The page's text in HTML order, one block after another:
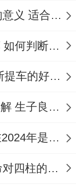
月廿一;冲马
:丑时
、午时
2024年农历12月吉日对宝宝的意义 适合龙年宝宝出生的日子有哪些
龙年12月出生宝宝的吉日推荐 如何判断吉日是否适合宝宝
2025年提车吉日解析 如何判断提车的好日子
农历甲辰龙年12月生子吉日详解 生子良辰的影响因素
辛金2024年财官年，辛金命在2024年是财官年还是财印年
八字中的胎命身是什么,胎身命对四柱的影响